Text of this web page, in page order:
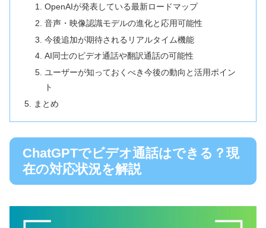
OpenAIが発表している最新ロードマップ
音声・映像認識モデルの進化と応用可能性
今後追加が期待されるリアルタイム機能
AI同士のビデオ通話や翻訳通話の可能性
ユーザーが知っておくべき今後の動向と活用ポイン
ト
まとめ
ChatGPTでビデオ通話はできる？現
在の対応状況を解説